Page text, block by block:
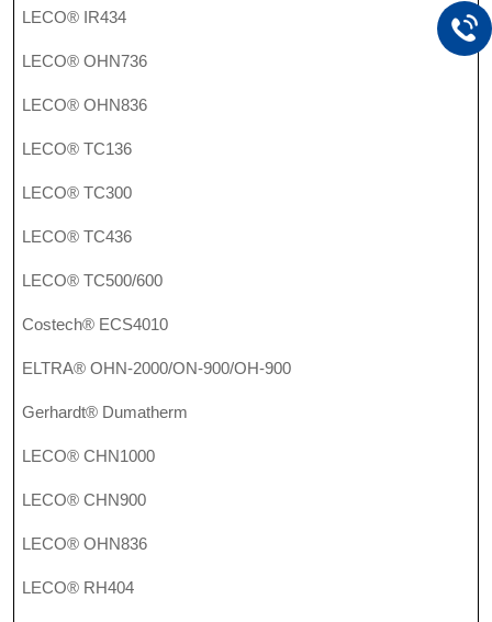
LECO® IR434
LECO® OHN736
LECO® OHN836
LECO® TC136
LECO® TC300
LECO® TC436
LECO® TC500/600
Costech® ECS4010
ELTRA® OHN-2000/ON-900/OH-900
Gerhardt® Dumatherm
LECO® CHN1000
LECO® CHN900
LECO® OHN836
LECO® RH404